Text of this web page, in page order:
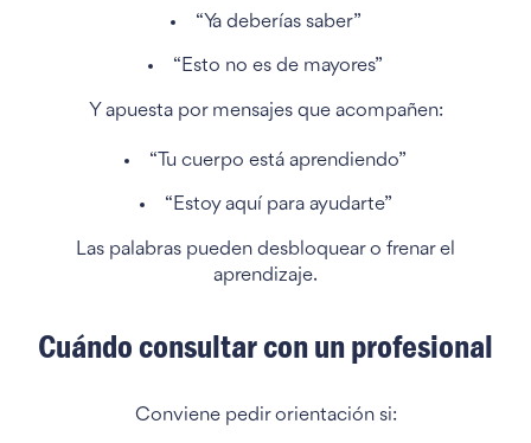
“Ya deberías saber”
“Esto no es de mayores”
Y apuesta por mensajes que acompañen:
“Tu cuerpo está aprendiendo”
“Estoy aquí para ayudarte”
Las palabras pueden desbloquear o frenar el
aprendizaje.
Cuándo consultar con un profesional
Conviene pedir orientación si: